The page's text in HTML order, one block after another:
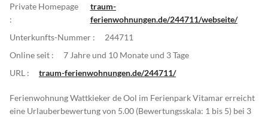
Private Homepage
:
traum-
ferienwohnungen.de/244711/webseite/
Unterkunfts-Nummer :
244711
Online seit :
7 Jahre und 10 Monate und 3 Tage
URL :
traum-ferienwohnungen.de/244711/
Ferienwohnung Wattkieker de Ool im Ferienpark Vitamar erreicht
eine Urlauberbewertung von 5.00 (Bewertungsskala: 1 bis 5) bei 3